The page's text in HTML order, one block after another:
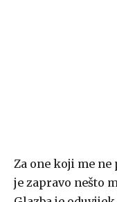
Za one koji me ne
je zapravo nešto